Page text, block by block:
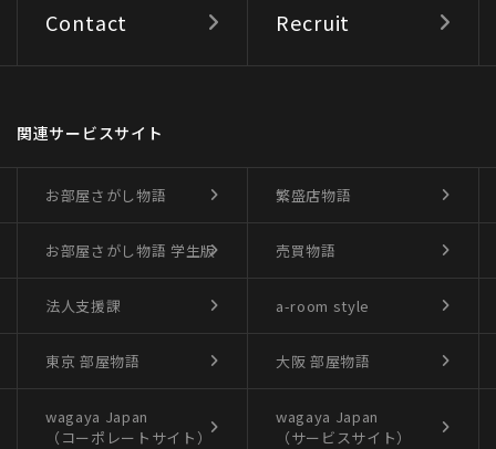
Contact Recruit
関連サービスサイト
お部屋さがし物語 繁盛店物語
お部屋さがし物語 学生版 売買物語
法人支援課 a-room style
東京 部屋物語 大阪 部屋物語
wagaya Japan
（コーポレートサイト）
wagaya Japan
（サービスサイト）